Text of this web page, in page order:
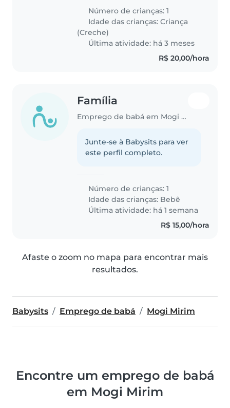
bebezinho sorridente de 1 ano e
2 meses. Nós viemos para Mogi
Mirim recentemente, e
queremos..
Número de crianças: 1
Idade das crianças:Criança
(Creche)
Última atividade: há 3 meses
R$ 20,00/hora
Família
Emprego de babá em Mogi Mirim
Junte-se à Babysits para ver
este perfil completo.
Número de crianças: 1
Idade das crianças: Bebê
Última atividade: há 1 semana
R$ 15,00/hora
Afaste o zoom no mapa para encontrar mais
resultados.
Babysits Emprego de babá Mogi Mirim
Encontre um emprego de babá
em Mogi Mirim